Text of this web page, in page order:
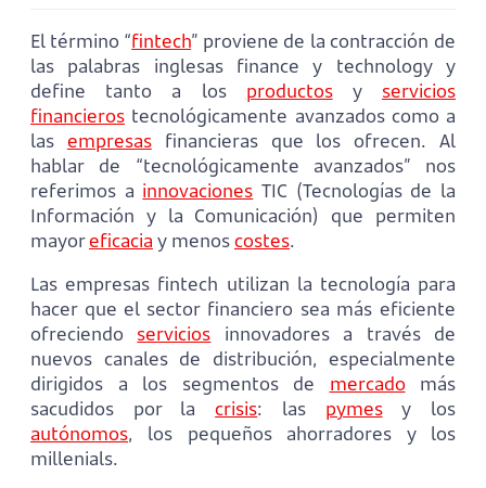
El término “fintech” proviene de la contracción de
las palabras inglesas finance y technology y
define tanto a los productosy servicios
financieros tecnológicamente avanzados como a
las empresasfinancieras que los ofrecen. Al
hablar de “tecnológicamente avanzados” nos
referimos a innovaciones TIC (Tecnologías de la
Información y la Comunicación) que permiten
mayoreficacia y menoscostes.
Las empresas fintech utilizan la tecnología para
hacer que el sector financiero sea más eficiente
ofreciendo servicios innovadores a través de
nuevos canales de distribución, especialmente
dirigidos a los segmentos de mercadomás
sacudidos por lacrisis: las pymesy los
autónomos, los pequeños ahorradores y los
millenials.